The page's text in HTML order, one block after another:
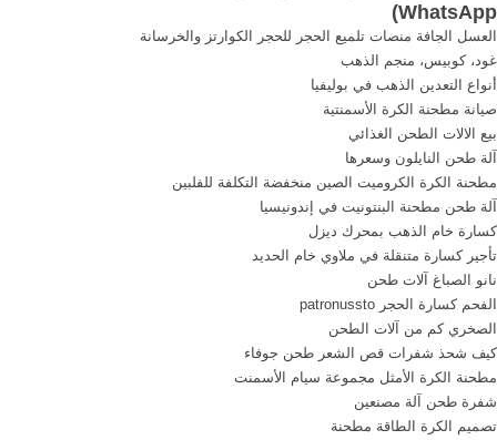
WhatsApp
)
العسل الجافة منصات تلميع الحجر للحجر الكوارتز والخرسانة
غود، كوبيس، منجم الذهب
أنواع التعدين الذهب في بوليفيا
صيانة مطحنة الكرة الأسمنتية
بيع الالات الطحن الغذائي
آلة طحن النايلون وسعرها
مطحنة الكرة الكروميت الصين منخفضة التكلفة للفلبين
آلة طحن مطحنة البنتونيت في إندونيسيا
كسارة خام الذهب بمحرك ديزل
تأجير كسارة متنقلة في ملاوي خام الحديد
نانو الصباغ آلات طحن
الفحم كسارة الحجر patronussto
الصخري كم من آلات الطحن
كيف شحذ شفرات قص الشعر طحن جوفاء
مطحنة الكرة الأمثل مجموعة سيام الأسمنت
شفرة طحن آلة مصنعين
تصميم الكرة الطاقة مطحنة